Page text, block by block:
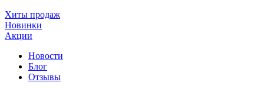
Хиты продаж
Новинки
Акции
Новости
Блог
Отзывы